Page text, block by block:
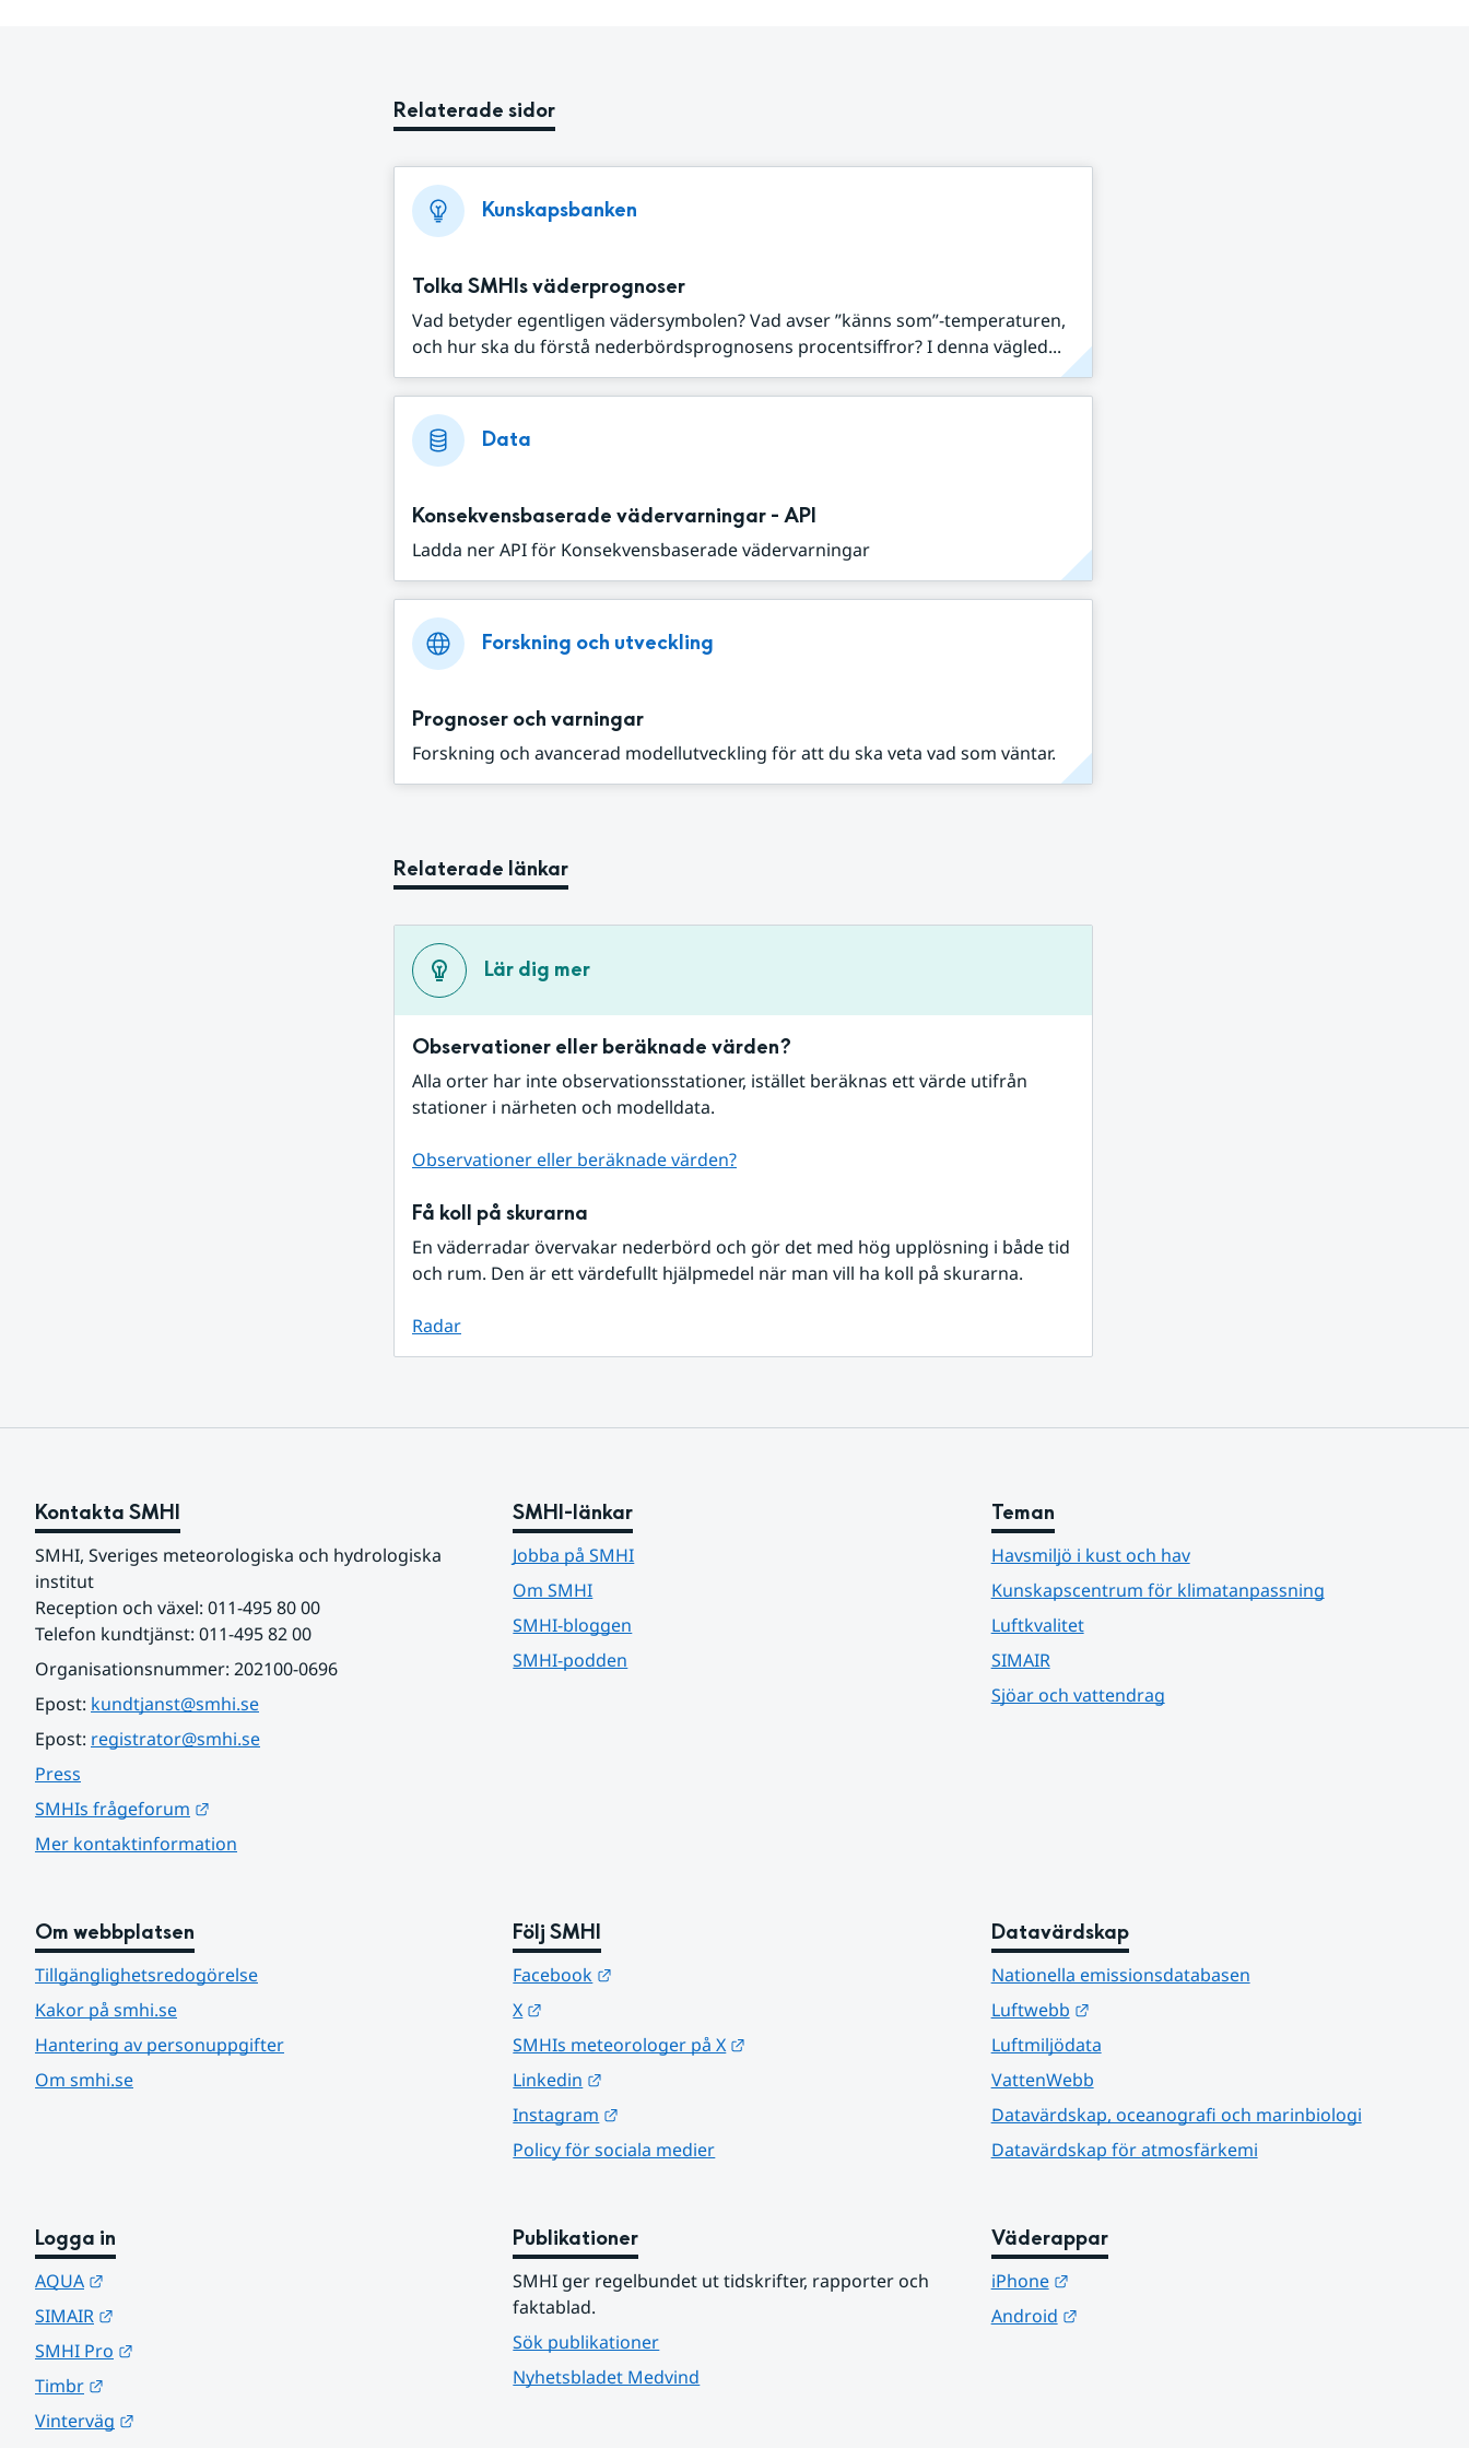
Relaterade sidor
Kunskapsbanken
Tolka SMHIs väderprognoser
Vad betyder egentligen vädersymbolen? Vad avser ”känns som”-temperaturen,
och hur ska du förstå nederbördsprognosens procentsiffror? I denna vägled...
Data
Konsekvensbaserade vädervarningar - API
Ladda ner API för Konsekvensbaserade vädervarningar
Forskning och utveckling
Prognoser och varningar
Forskning och avancerad modellutveckling för att du ska veta vad som väntar.
Relaterade länkar
Lär dig mer
Observationer eller beräknade värden?
Alla orter har inte observationsstationer, istället beräknas ett värde utifrån
stationer i närheten och modelldata.
Observationer eller beräknade värden?
Få koll på skurarna
En väderradar övervakar nederbörd och gör det med hög upplösning i både tid
och rum. Den är ett värdefullt hjälpmedel när man vill ha koll på skurarna.
Radar
Kontakta SMHI
SMHI, Sveriges meteorologiska och hydrologiska
institut
Reception och växel: 011-495 80 00
Telefon kundtjänst: 011-495 82 00
Organisationsnummer: 202100-0696
Epost: kundtjanst@smhi.se
Epost: registrator@smhi.se
Press
SMHIs frågeforum
Mer kontaktinformation
SMHI-länkar
Jobba på SMHI
Om SMHI
SMHI-bloggen
SMHI-podden
Teman
Havsmiljö i kust och hav
Kunskapscentrum för klimatanpassning
Luftkvalitet
SIMAIR
Sjöar och vattendrag
Om webbplatsen
Tillgänglighetsredogörelse
Kakor på smhi.se
Hantering av personuppgifter
Om smhi.se
Följ SMHI
Facebook
X
SMHIs meteorologer på X
Linkedin
Instagram
Policy för sociala medier
Datavärdskap
Nationella emissionsdatabasen
Luftwebb
Länk till annan webbplats.
Luftmiljödata
VattenWebb
Datavärdskap, oceanografi och marinbiologi
Datavärdskap för atmosfärkemi
Logga in
AQUA
SIMAIR
SMHI Pro
Timbr
Vinterväg
Publikationer
SMHI ger regelbundet ut tidskrifter, rapporter och
faktablad.
Sök publikationer
Nyhetsbladet Medvind
Väderappar
iPhone
Länk till annan webbplats.
Android
Länk till annan webbplats.